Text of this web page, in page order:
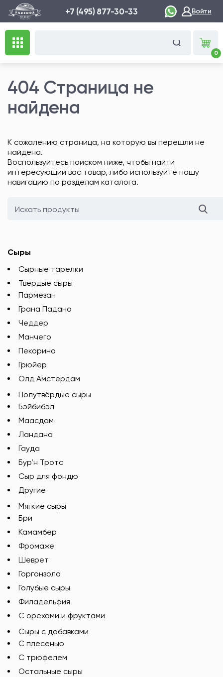
+7 (495) 877-30-33 Войти
0
404 Страница не
найдена
К сожалению страница, на которую вы перешли не
найдена.
Воспользуйтесь поиском ниже, чтобы найти
интересующий вас товар, либо используйте нашу
навигацию по разделам каталога.
Сыры
Сырные тарелки
Твердые сыры
Пармезан
Грана Падано
Чеддер
Манчего
Пекорино
Грюйер
Олд Амстердам
Полутвёрдые сыры
Бэйбибэл
Маасдам
Ландана
Гауда
Бур’н Тротс
Сыр для фондю
Другие
Мягкие сыры
Бри
Камамбер
Фромаже
Шеврет
Горгонзола
Голубые сыры
Филадельфия
С орехами и фруктами
Сыры с добавками
C плесенью
С трюфелем
Остальные сыры